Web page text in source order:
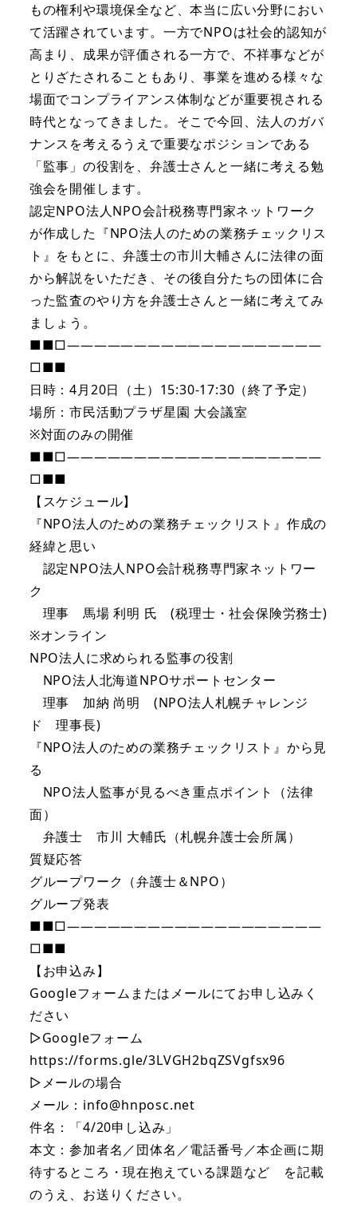
もの権利や環境保全など、本当に広い分野におい
て活躍されています。一方でNPOは社会的認知が
高まり、成果が評価される一方で、不祥事などが
とりざたされることもあり、事業を進める様々な
場面でコンプライアンス体制などが重要視される
時代となってきました。そこで今回、法人のガバ
ナンスを考えるうえで重要なポジションである
「監事」の役割を、弁護士さんと一緒に考える勉
強会を開催します。
認定NPO法人NPO会計税務専門家ネットワーク
が作成した『NPO法人のための業務チェックリス
ト』をもとに、弁護士の市川大輔さんに法律の面
から解説をいただき、その後自分たちの団体に合
った監査のやり方を弁護士さんと一緒に考えてみ
ましょう。
■■□―――――――――――――――――――
□■■
日時：4月20日（土）15:30-17:30（終了予定）
場所：市民活動プラザ星園 大会議室
※対面のみの開催
■■□―――――――――――――――――――
□■■
【スケジュール】
『NPO法人のための業務チェックリスト』作成の
経緯と思い
認定NPO法人NPO会計税務専門家ネットワー
ク
理事 馬場 利明 氏 (税理士・社会保険労務士)
※オンライン
NPO法人に求められる監事の役割
NPO法人北海道NPOサポートセンター
理事 加納 尚明 (NPO法人札幌チャレンジ
ド 理事長)
『NPO法人のための業務チェックリスト』から見
る
NPO法人監事が見るべき重点ポイント（法律
面）
弁護士 市川 大輔氏（札幌弁護士会所属）
質疑応答
グループワーク（弁護士＆NPO）
グループ発表
■■□―――――――――――――――――――
□■■
【お申込み】
Googleフォームまたはメールにてお申し込みく
ださい
▷Googleフォーム
https://forms.gle/3LVGH2bqZSVgfsx96
▷メールの場合
メール：info@hnposc.net
件名：「4/20申し込み」
本文：参加者名／団体名／電話番号／本企画に期
待するところ・現在抱えている課題など を記載
のうえ、お送りください。